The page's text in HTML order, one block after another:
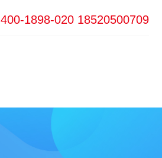
400-1898-020 18520500709